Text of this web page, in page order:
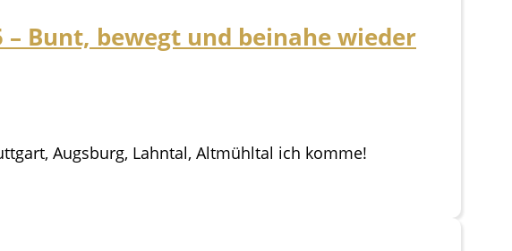
Bunt, bewegt und beinahe wieder
Augsburg, Lahntal, Altmühltal ich komme!